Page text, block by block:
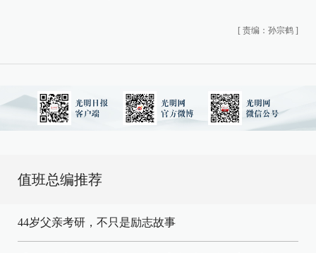
[ 责编：孙宗鹤 ]
值班总编推荐
44岁父亲考研，不只是励志故事